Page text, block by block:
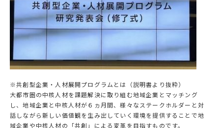
※共創型企業・人材展開プログラムとは（説明書より抜粋）
大都市圏の中核人材を課題解決に取り組む地域企業とマッチング
し、地域企業と中核人材が６ヵ月間、様々なステークホルダーと対
話しながら新しい価値観を生み出していく環境を提供することで地
域企業や中核人材の「共創」による変革を目指すものです。